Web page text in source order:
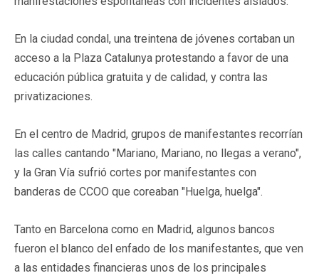
En la ciudad condal, una treintena de jóvenes cortaban un
acceso a la Plaza Catalunya protestando a favor de una
educación pública gratuita y de calidad, y contra las
privatizaciones.
En el centro de Madrid, grupos de manifestantes recorrían
las calles cantando "Mariano, Mariano, no llegas a verano",
y la Gran Vía sufrió cortes por manifestantes con
banderas de CCOO que coreaban "Huelga, huelga".
Tanto en Barcelona como en Madrid, algunos bancos
fueron el blanco del enfado de los manifestantes, que ven
a las entidades financieras unos de los principales